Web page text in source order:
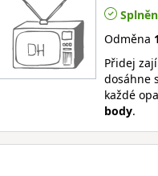
Odměna
Přidej
dosáhne
každé
body.